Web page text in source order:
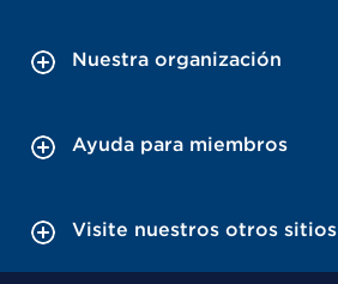
Nuestra organización
Ayuda para miembros
Visite nuestros otros sitios